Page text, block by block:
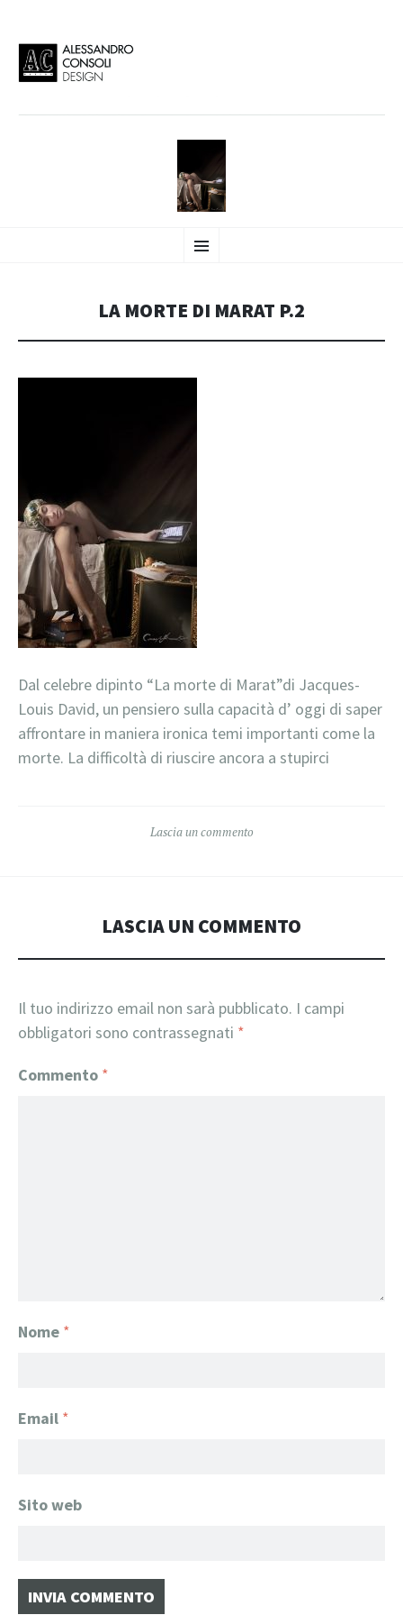
AC DESIGN | ALESSANDRO
Art direction. Iseo Lake. ITALY
Menu
AL
LA MORTE DI MARAT P.2
Dal celebre dipinto “La morte di Marat”di Jacques-
Louis David, un pensiero sulla capacità d’ oggi di saper
affrontare in maniera ironica temi importanti come la
morte. La difficoltà di riuscire ancora a stupirci
Lascia un commento
LASCIA UN COMMENTO
Il tuo indirizzo email non sarà pubblicato. I campi
obbligatori sono contrassegnati *
Commento *
Nome *
Email *
Sito web